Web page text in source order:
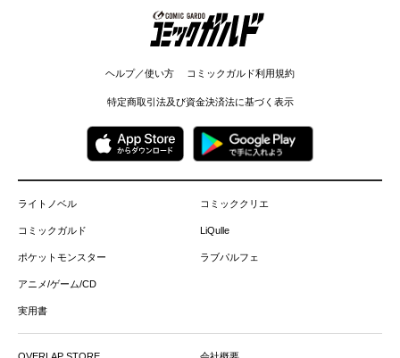
コミックガルド
ヘルプ／使い方 コミックガルド利用規約
特定商取引法及び資金決済法に基づく表示
ライトノベル
コミックガルド
ポケットモンスター
アニメ/ゲーム/CD
実用書
コミッククリエ
LiQulle
ラブパルフェ